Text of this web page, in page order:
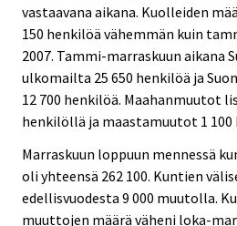
vastaavana aikana. Kuolleiden
150 henkilöä vähemmän kuin
2007. Tammi-marraskuun aikana
ulkomailta 25 650 henkilöä ja
12 700 henkilöä. Maahanmuutot
henkilöllä ja maastamuutot 1
Marraskuun loppuun mennessä
oli yhteensä 262 100. Kuntien
edellisvuodesta 9 000 muutolla.
muuttojen määrä väheni loka-